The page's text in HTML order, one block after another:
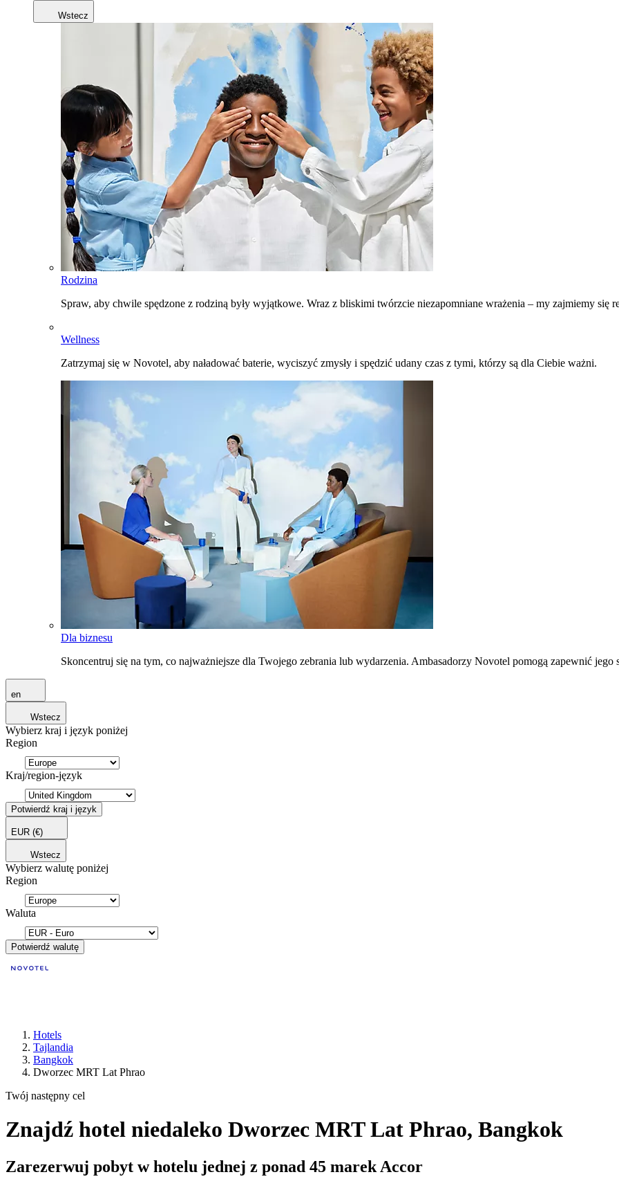
Wstecz
Rodzina
Spraw, aby chwile spędzone z rodziną były wyjątkowe. Wraz z bliskimi twórzcie niezapomniane wrażenia – my zajmiemy się
Wellness
Zatrzymaj się w Novotel, aby naładować baterie, wyciszyć zmysły i spędzić udany czas z tymi, którzy są dla Ciebie ważni.
Dla biznesu
Skoncentruj się na tym, co najważniejsze dla Twojego zebrania lub wydarzenia. Ambasadorzy Novotel pomogą zapewnić jego
en
Wstecz
Wybierz kraj i język poniżej
Region
Kraj/region-język
Potwierdź kraj i język
EUR (€)
Wstecz
Wybierz walutę poniżej
Region
Waluta
Potwierdź walutę
Hotels
Tajlandia
Bangkok
Dworzec MRT Lat Phrao
Twój następny cel
Znajdź hotel niedaleko Dworzec MRT Lat Phrao, Bangkok
Zarezerwuj pobyt w hotelu jednej z ponad 45 marek Accor